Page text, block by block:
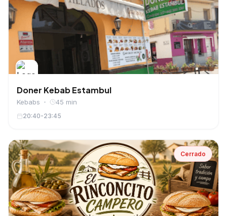
Doner Kebab Estambul
Kebabs 45 min
20:40-23:45
Cerrado